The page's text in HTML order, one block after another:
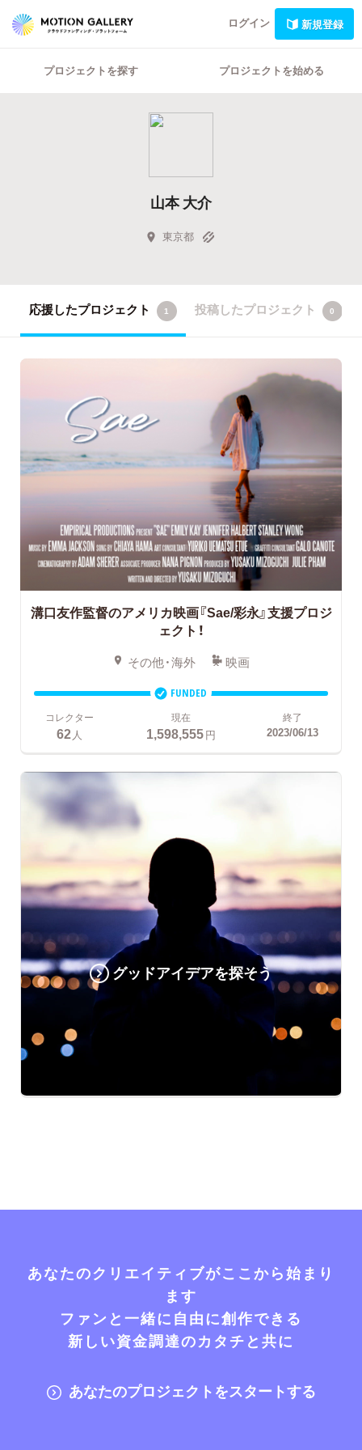
ログイン 新規登録
プロジェクトを探す プロジェクトを始める
山本 大介
東京都
応援したプロジェクト 1 投稿したプロジェクト 0
溝口友作監督のアメリカ映画『Sae/彩永』支援プロジ
ェクト！
その他・海外 映画
FUNDED
コレクター
62 人
現在
1,598,555円
終了
2023/06/13
グッドアイデアを探そう
あなたのクリエイティブがここから始まり
ます
ファンと一緒に自由に創作できる
新しい資金調達のカタチと共に
あなたのプロジェクトをスタートする